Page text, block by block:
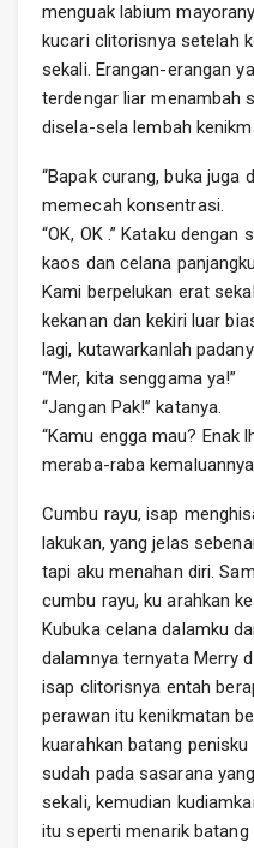
menguak labium
kucari clitorisnya setelah
sekali. Erangan-erangan
terdengar liar menambah
disela-sela lembah
“Bapak curang, buka juga
memecah konsentrasi.
“OK, OK .” Kataku
kaos dan celana
Kami berpelukan erat
kekanan dan kekiri luar
lagi, kutawarkanlah
“Mer, kita senggama ya!”
“Jangan Pak!” katanya.
“Kamu engga mau? Enak
meraba-raba
Cumbu rayu, isap
lakukan, yang jelas
tapi aku menahan diri.
cumbu rayu, ku arahkan
Kubuka celana dalamku
dalamnya ternyata Merry
isap clitorisnya entah
perawan itu kenikmatan
kuarahkan batang
sudah pada sasarana
sekali, kemudian
itu seperti menarik batang